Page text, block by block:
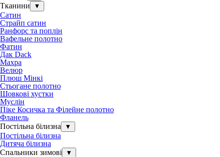
Тканини ▼
Сатин
Страйп сатин
Ранфорс та поплін
Вафельне полотно
Фатин
Дак Dack
Махра
Велюр
Плюш Мінкі
Стьогане полотно
Шовкові хустки
Муслін
Піке Косичка та Філейне полотно
Фланель
Постільна білизна
▼
Постільна білизна
Дитяча білизна
Спальники зимові
▼